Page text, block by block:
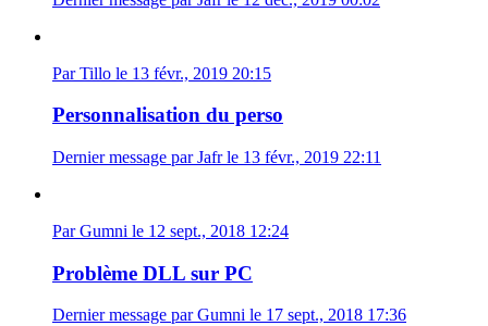
Par Tillo le 13 févr., 2019 20:15
Personnalisation du perso
Dernier message par Jafr le 13 févr., 2019 22:11
Par Gumni le 12 sept., 2018 12:24
Problème DLL sur PC
Dernier message par Gumni le 17 sept., 2018 17:36